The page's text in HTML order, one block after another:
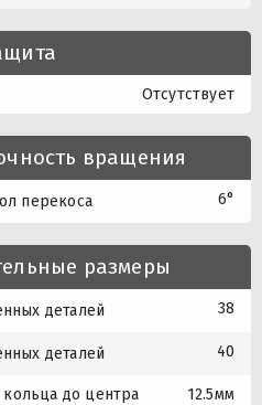
Отсутствует
вращения
перекоса 6°
размеры
деталей 38
деталей 40
кольца до центра
12.5мм